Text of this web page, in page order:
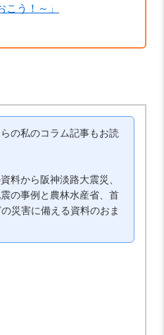
こう！～」
の私のコラム記事もお読
料から阪神淡路大震災、
の事例と農林水産省、首
災害に備える資料のおま